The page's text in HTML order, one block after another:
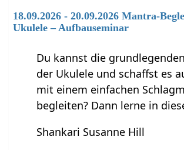
18.09.2026 - 20.09.2026 Mantra-
Ukulele – Aufbauseminar
Du kannst die
der Ukulele und schaffst es
mit einem einfachen
begleiten? Dann lerne in
Shankari Susanne Hill